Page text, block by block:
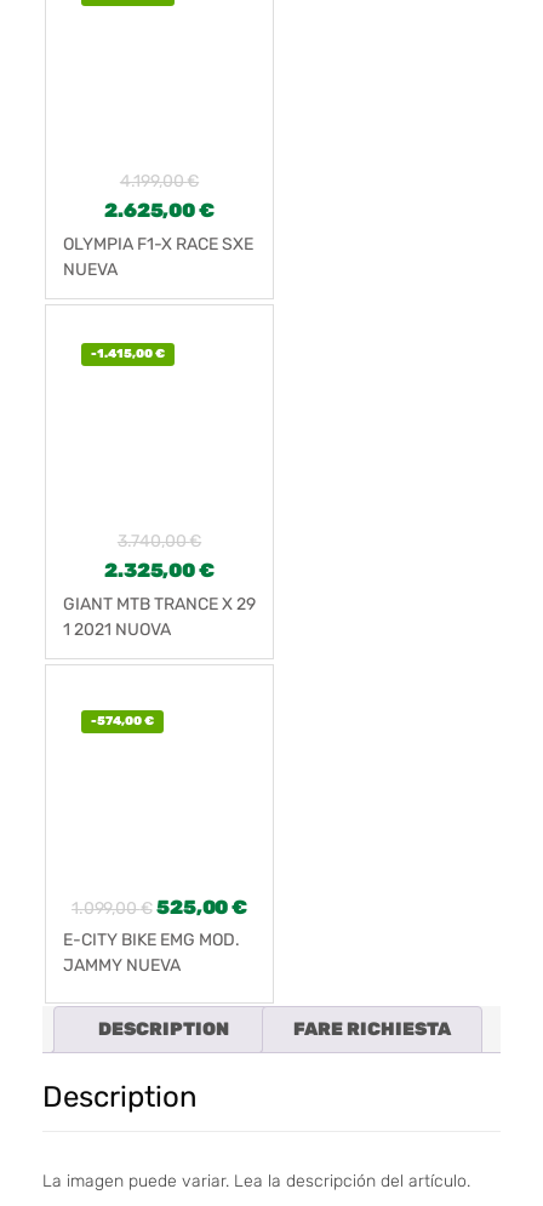
4.199,00€
2.625,00€
OLYMPIA F1-X RACE SXE
NUEVA
-1.415,00€
3.740,00€
2.325,00€
GIANT MTB TRANCE X 29
1 2021 NUOVA
-574,00€
1.099,00€ 525,00€
E-CITY BIKE EMG MOD.
JAMMY NUEVA
DESCRIPTION FARE RICHIESTA
Description
La imagen puede variar. Lea la descripción del artículo.